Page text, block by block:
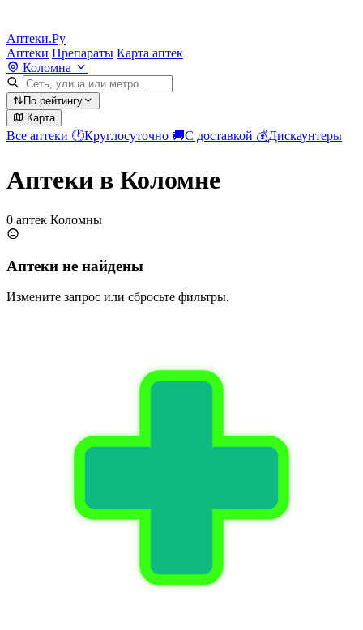
Аптеки.Ру
Аптеки Препараты Карта аптек
Коломна
По рейтингу
Карта
Все аптеки 🕐Круглосуточно 🚚С доставкой 💰Дискаунтеры
Аптеки в Коломне
0 аптек Коломны
Аптеки не найдены
Измените запрос или сбросьте фильтры.